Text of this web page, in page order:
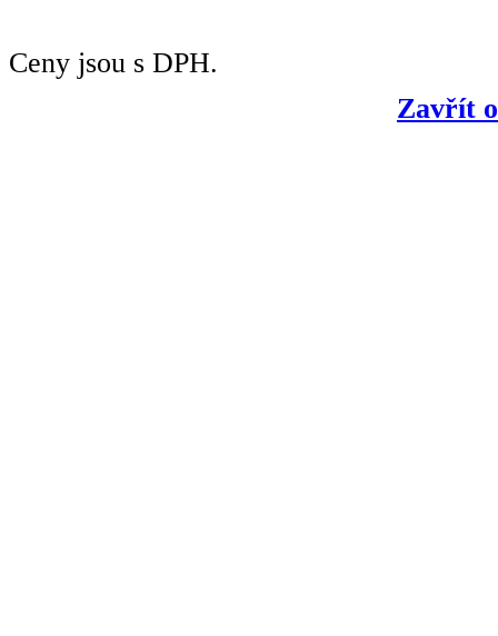
Ceny jsou s DPH.
Zavřít